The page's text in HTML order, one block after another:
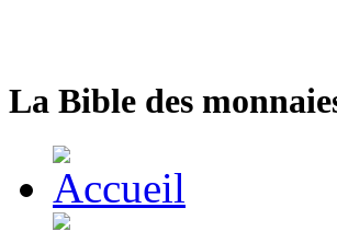
La Bible des